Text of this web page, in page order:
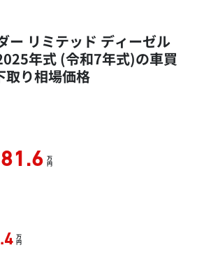
ー リミテッド ディーゼル
年式 (令和7年式)の車買
取り相場価格
万
円
万
円